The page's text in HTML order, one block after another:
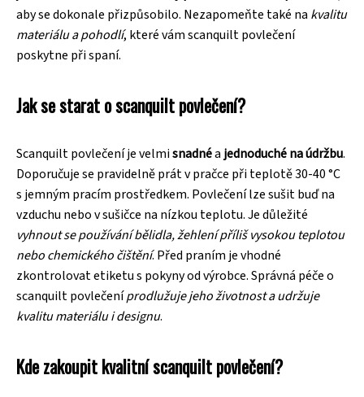
aby se dokonale přizpůsobilo. Nezapomeňte také na kvalitu
materiálu a pohodlí, které vám scanquilt povlečení
poskytne při spaní.
Jak se starat o scanquilt povlečení?
Scanquilt povlečení je velmisnadnéa jednoduché na údržbu.
Doporučuje se pravidelně prát v pračce při teplotě 30-40 °C
s jemným pracím prostředkem. Povlečení lze sušit buď na
vzduchu nebo v sušičce na nízkou teplotu. Je důležité
vyhnout se používání bělidla, žehlení příliš vysokou teplotou
nebo chemického čištění. Před praním je vhodné
zkontrolovat etiketu s pokyny od výrobce. Správná péče o
scanquilt povlečeníprodlužuje jeho životnost a udržuje
kvalitu materiálu i designu.
Kde zakoupit kvalitní scanquilt povlečení?